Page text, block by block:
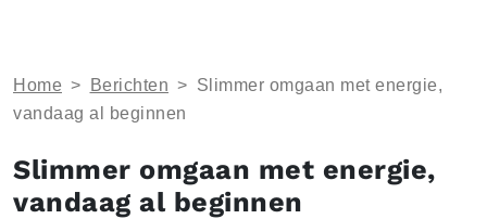
Home > Berichten > Slimmer omgaan met energie,
vandaag al beginnen
Slimmer omgaan met energie,
vandaag al beginnen